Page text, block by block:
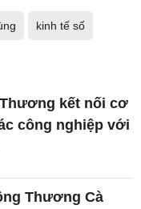
kinh tế số
kết nối cơ
công nghiệp với
Thương Cà